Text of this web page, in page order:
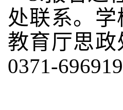
处联系。学
教育厅思政
0371-